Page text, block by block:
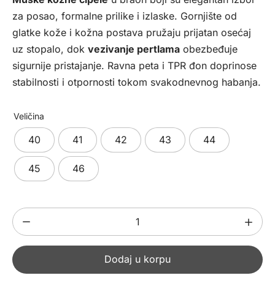
bila:
7990,00 рсд.
5992,00 рсд.
za posao, formalne prilike i izlaske. Gornjište od
glatke kože i kožna postava pružaju prijatan osećaj
uz stopalo, dok vezivanje pertlama obezbeđuje
sigurnije pristajanje. Ravna peta i TPR đon doprinose
stabilnosti i otpornosti tokom svakodnevnog habanja.
Veličina
40 41 42 43 44
45 46
Muške
kožne
cipele
475304
Dodaj u korpu